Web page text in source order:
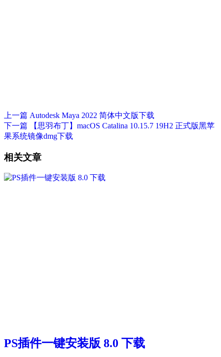
上一篇 Autodesk Maya 2022 简体中文版下载
下一篇
【思羽布丁】macOS Catalina 10.15.7 19H2 正式版黑苹
果系统镜像dmg下载
相关文章
PS插件一键安装版 8.0 下载